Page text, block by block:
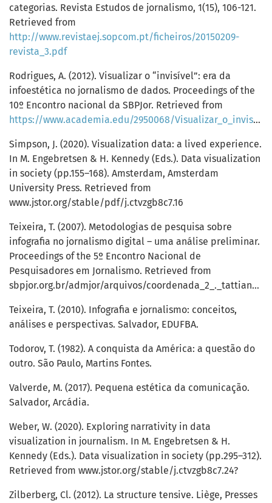
categorias. Revista Estudos de jornalismo, 1(15), 106-121.
Retrieved from
http://www.revistaej.sopcom.pt/ficheiros/20150209-
revista_3.pdf
Rodrigues, A. (2012). Visualizar o “invisível”: era da
infoestética no jornalismo de dados. Proceedings of the
10º Encontro nacional da SBPJor. Retrieved from
https://www.academia.edu/2950068/Visualizar_o_invis%C3%ADvel_era_da_infoest%C3%A9tica_no_jornalismo_de_dados
Simpson, J. (2020). Visualization data: a lived experience.
In M. Engebretsen & H. Kennedy (Eds.). Data visualization
in society (pp.155–168). Amsterdam, Amsterdam
University Press. Retrieved from
www.jstor.org/stable/pdf/j.ctvzgb8c7.16
Teixeira, T. (2007). Metodologias de pesquisa sobre
infografia no jornalismo digital – uma análise preliminar.
Proceedings of the 5º Encontro Nacional de
Pesquisadores em Jornalismo. Retrieved from
sbpjor.org.br/admjor/arquivos/coordenada_2_._tattiana_teixeira.pdf
Teixeira, T. (2010). Infografia e jornalismo: conceitos,
análises e perspectivas. Salvador, EDUFBA.
Todorov, T. (1982). A conquista da América: a questão do
outro. São Paulo, Martins Fontes.
Valverde, M. (2017). Pequena estética da comunicação.
Salvador, Arcádia.
Weber, W. (2020). Exploring narrativity in data
visualization in journalism. In M. Engebretsen & H.
Kennedy (Eds.). Data visualization in society (pp.295–312).
Retrieved from www.jstor.org/stable/j.ctvzgb8c7.24?
Zilberberg, Cl. (2012). La structure tensive. Liège, Presses